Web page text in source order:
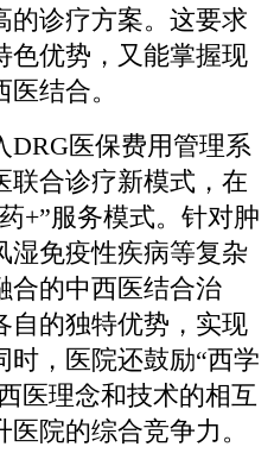
的诊疗方案。这要求
色优势，又能掌握现
结合。
DRG医保费用管理系
联合诊疗新模式，在
+”服务模式。针对肿
湿免疫性疾病等复杂
合的中西医结合治
自的独特优势，实现
时，医院还鼓励“西学
医理念和技术的相互
院的综合竞争力。